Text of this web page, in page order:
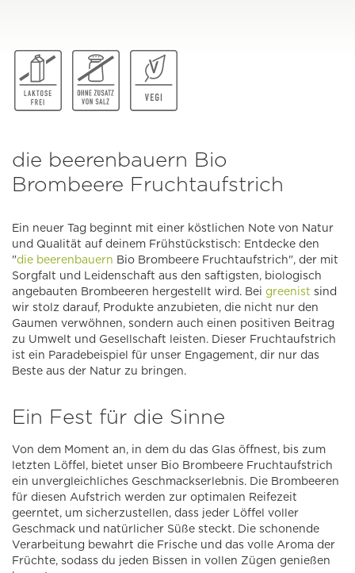
die beerenbauern Bio
Brombeere Fruchtaufstrich
Ein neuer Tag beginnt mit einer köstlichen Note von Natur
und Qualität auf deinem Frühstückstisch: Entdecke den
"die beerenbauern Bio Brombeere Fruchtaufstrich", der mit
Sorgfalt und Leidenschaft aus den saftigsten, biologisch
angebauten Brombeeren hergestellt wird. Bei greenist sind
wir stolz darauf, Produkte anzubieten, die nicht nur den
Gaumen verwöhnen, sondern auch einen positiven Beitrag
zu Umwelt und Gesellschaft leisten. Dieser Fruchtaufstrich
ist ein Paradebeispiel für unser Engagement, dir nur das
Beste aus der Natur zu bringen.
Ein Fest für die Sinne
Von dem Moment an, in dem du das Glas öffnest, bis zum
letzten Löffel, bietet unser Bio Brombeere Fruchtaufstrich
ein unvergleichliches Geschmackserlebnis. Die Brombeeren
für diesen Aufstrich werden zur optimalen Reifezeit
geerntet, um sicherzustellen, dass jeder Löffel voller
Geschmack und natürlicher Süße steckt. Die schonende
Verarbeitung bewahrt die Frische und das volle Aroma der
Früchte, sodass du jeden Bissen in vollen Zügen genießen